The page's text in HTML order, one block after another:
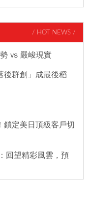
/ HOT NEWS /
vs 嚴峻現實
後群創」成最後稻
鎖定美日頂級客戶切
回望精彩風雲，預